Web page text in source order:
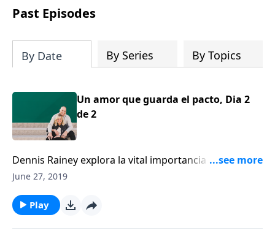
Dios para compartirlos con su familia,
su iglesia y su comunidad!
Past Episodes
By Date By Series By Topics
Un amor que guarda el pacto, Dia 2
de 2
Dennis Rainey explora la vital importancia del pacto
matrimonial, mientras exhorta a las parejas para que
la reconciliación.
June 27, 2019
Play